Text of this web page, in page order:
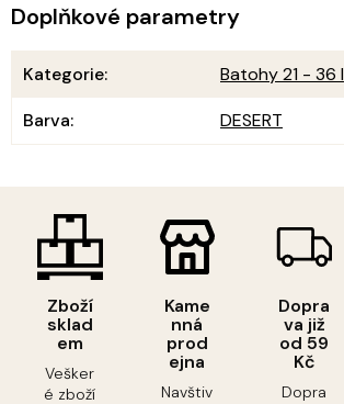
Zboží
sklad
em
Vešker
é zboží
Kame
nná
prod
ejna
Navštiv
Dopra
va již
od 59
Kč
Dopra
Doplňkové parametry
Kategorie:
Batohy 21 - 36 l
Barva: DESERT